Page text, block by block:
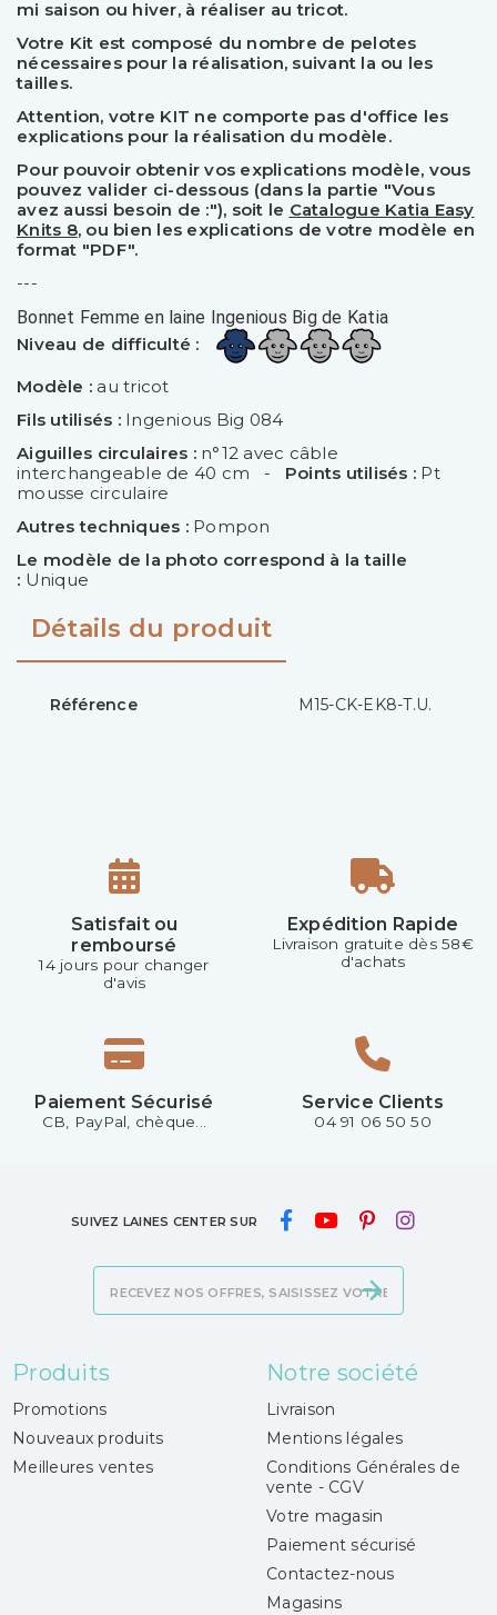
mi saison ou hiver, à réaliser au tricot.
Votre Kit est composé du nombre de pelotes
nécessaires pour la réalisation, suivant la ou les
tailles.
Attention, votre KIT ne comporte pas d'office les
explications pour la réalisation du modèle.
Pour pouvoir obtenir vos explications modèle, vous
pouvez valider ci-dessous (dans la partie "Vous
avez aussi besoin de :"), soit le Catalogue Katia Easy
Knits 8, ou bien les explications de votre modèle en
format "PDF".
---
Bonnet Femme en laine Ingenious Big de Katia
Niveau de difficulté :
Modèle : au tricot
Fils utilisés :Ingenious Big 084
Aiguilles circulaires :n°12 avec câble
interchangeable de 40 cm - Points utilisés : Pt
mousse circulaire
Autres techniques :Pompon
Le modèle de la photo correspond à la taille
: Unique
Détails du produit
Référence M15-CK-EK8-T.U.
Satisfait ou
remboursé
14 jours pour changer
d'avis
Expédition Rapide
Livraison gratuite dès 58€
d'achats
Paiement Sécurisé
CB, PayPal, chèque...
Service Clients
04 91 06 50 50
SUIVEZ LAINES CENTER SUR
Produits
Promotions
Nouveaux produits
Meilleures ventes
Notre société
Livraison
Mentions légales
Conditions Générales de
vente - CGV
Votre magasin
Paiement sécurisé
Contactez-nous
Magasins